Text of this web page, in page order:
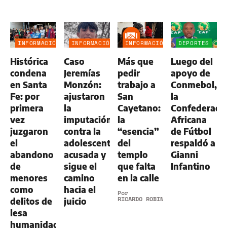
INFORMACIÓN
Histórica
condena
en Santa
Fe: por
primera
vez
juzgaron
el
abandono
de
menores
como
delitos de
lesa
humanidad
INFORMACIÓN
Caso
Jeremías
Monzón:
ajustaron
la
imputación
contra la
adolescente
acusada y
sigue el
camino
hacia el
juicio
INFORMACIÓN
Más que
pedir
trabajo a
San
Cayetano:
la
“esencia”
del
templo
que falta
en la calle
Por
RICARDO ROBINS
DEPORTES
Luego del
apoyo de
Conmebol,
la
Africana
de Fútbol
respaldó a
Gianni
Infantino